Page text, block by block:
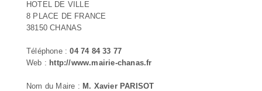
HOTEL DE VILLE
8 PLACE DE FRANCE
38150 CHANAS
Téléphone :04 74 84 33 77
Web : http://www.mairie-chanas.fr
Nom du Maire : M. Xavier PARISOT